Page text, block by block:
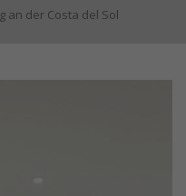
an der Costa del Sol